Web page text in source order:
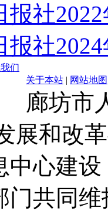
报社
报社
们
关于本站 | 网站地图
廊坊市
展和改
中心建设
门共同